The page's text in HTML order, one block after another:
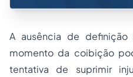
A ausência de
momento da coibição
tentativa de suprimir